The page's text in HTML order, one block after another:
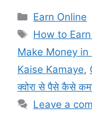
c
e
b
o
o
k
at
s
A
p
p
Categories
Earn Online
Tags
How to
Make Money in
Kaise Kamaye,
क्वोरा से पैसे कैसे
Leave a